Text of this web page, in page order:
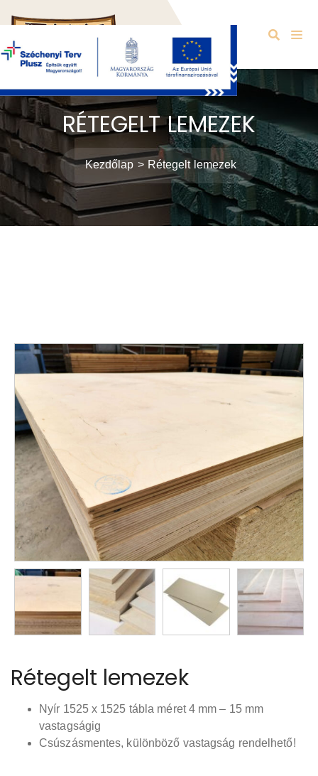
RÉTEGELT LEMEZEK
Kezdőlap Rétegelt lemezek
Rétegelt lemezek
Nyír 1525 x 1525 tábla méret 4 mm – 15 mm
vastagságig
Csúszásmentes, különböző vastagság rendelhető!